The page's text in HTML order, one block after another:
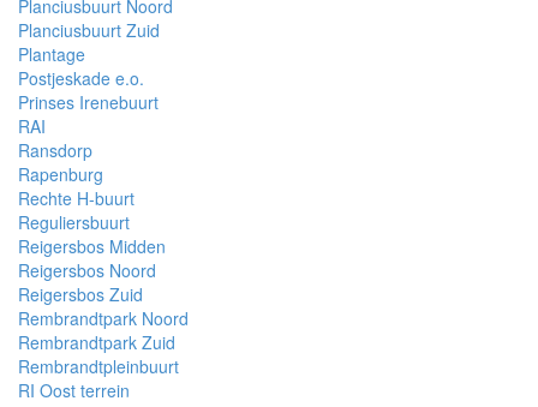
Planciusbuurt Noord
Planciusbuurt Zuid
Plantage
Postjeskade e.o.
Prinses Irenebuurt
RAI
Ransdorp
Rapenburg
Rechte H-buurt
Reguliersbuurt
Reigersbos Midden
Reigersbos Noord
Reigersbos Zuid
Rembrandtpark Noord
Rembrandtpark Zuid
Rembrandtpleinbuurt
RI Oost terrein